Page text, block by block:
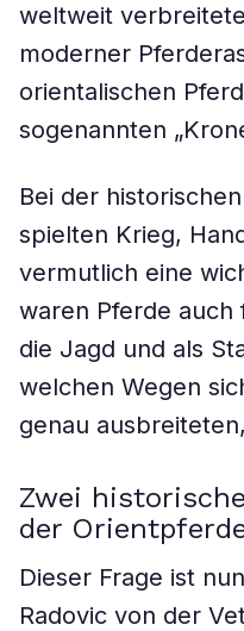
weltweit
moderner
orientalischen
sogenannten
Bei der
spielten Krieg,
vermutlich eine
waren Pferde auch
die Jagd und als
welchen Wegen
genau
Zwei
der
Dieser Frage ist
Radovic von der